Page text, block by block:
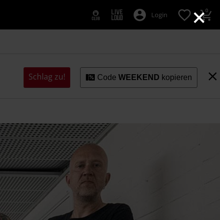
×
Login 0
Schlag zu! CodeWEEKEND kopieren